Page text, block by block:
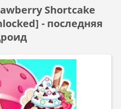
Shortcake
- последняя